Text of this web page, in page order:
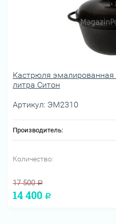
Кастрюля эмалированная
литра Ситон
Артикул: ЭМ2310
Производитель:
Количество:
17 500 Р
14 400 Р